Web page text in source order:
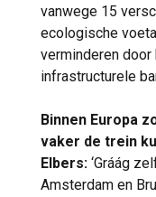
vanwege 15
ecologische
verminderen
infrastructurele
Binnen Europa
vaker de trein
Elbers: ‘Gráág
Amsterdam en